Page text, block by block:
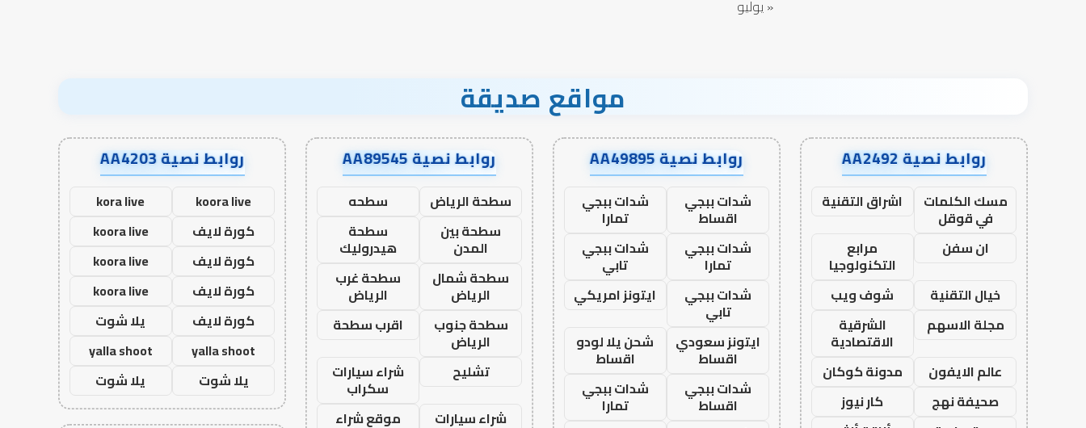
« يوليو
مواقع صديقة
روابط نصية AA2492
مسك الكلمات
في قوقل
اشراق التقنية
ان سفن
مرابع
التكنولوجيا
خيال التقنية
شوف ويب
مجلة الاسهم
الشرقية
الاقتصادية
عالم الايفون
مدونة كوكان
صحيفة نهج
كار نيوز
روابط نصية AA49895
شدات ببجي
اقساط
شدات ببجي
تمارا
شدات ببجي
تمارا
شدات ببجي
تابي
شدات ببجي
تابي
ايتونز امريكي
ايتونز سعودي
اقساط
شحن يلا لودو
اقساط
شدات ببجي
اقساط
شدات ببجي
تمارا
روابط نصية AA89545
سطحة الرياض
سطحه
سطحة بين
المدن
سطحة
هيدروليك
سطحة شمال
الرياض
سطحة غرب
الرياض
سطحة جنوب
الرياض
اقرب سطحة
تشليح
شراء سيارات
سكراب
شراء سيارات
موقع شراء
روابط نصية AA4203
koora live
kora live
كورة لايف
koora live
كورة لايف
koora live
كورة لايف
koora live
كورة لايف
يلا شوت
yalla shoot
yalla shoot
يلا شوت
يلا شوت